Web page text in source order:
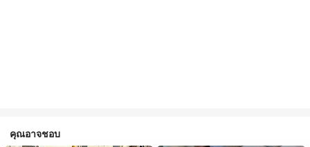
คุณอาจชอบ